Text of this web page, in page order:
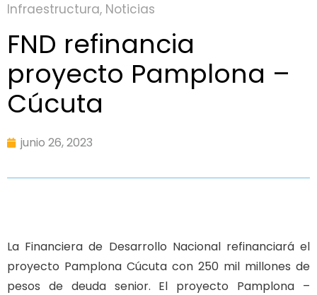
Infraestructura, Noticias
FND refinancia
proyecto Pamplona –
Cúcuta
junio 26, 2023
La Financiera de Desarrollo Nacional refinanciará el
proyecto Pamplona Cúcuta con 250 mil millones de
pesos de deuda senior. El proyecto Pamplona –